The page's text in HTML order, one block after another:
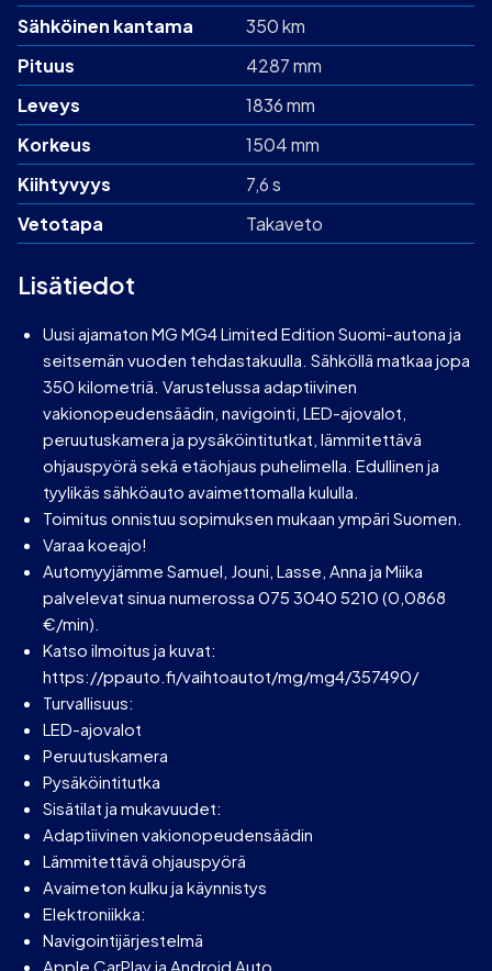
Sähköinen kantama
350 km
Pituus
4287 mm
Leveys
1836 mm
Korkeus
1504 mm
Kiihtyvyys
7,6 s
Vetotapa
Takaveto
Lisätiedot
Uusi ajamaton MG MG4 Limited Edition Suomi-autona ja
seitsemän vuoden tehdastakuulla. Sähköllä matkaa jopa
350 kilometriä. Varustelussa adaptiivinen
vakionopeudensäädin, navigointi, LED-ajovalot,
peruutuskamera ja pysäköintitutkat, lämmitettävä
ohjauspyörä sekä etäohjaus puhelimella. Edullinen ja
tyylikäs sähköauto avaimettomalla kululla.
Toimitus onnistuu sopimuksen mukaan ympäri Suomen.
Varaa koeajo!
Automyyjämme Samuel, Jouni, Lasse, Anna ja Miika
palvelevat sinua numerossa 075 3040 5210 (0,0868
€/min).
Katso ilmoitus ja kuvat:
https://ppauto.fi/vaihtoautot/mg/mg4/357490/
Turvallisuus:
LED-ajovalot
Peruutuskamera
Pysäköintitutka
Sisätilat ja mukavuudet:
Adaptiivinen vakionopeudensäädin
Lämmitettävä ohjauspyörä
Avaimeton kulku ja käynnistys
Elektroniikka:
Navigointijärjestelmä
Apple CarPlay ja Android Auto